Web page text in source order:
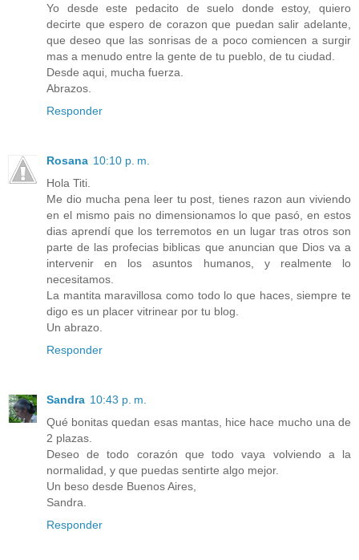
Yo desde este pedacito de suelo donde estoy, quiero
decirte que espero de corazon que puedan salir adelante,
que deseo que las sonrisas de a poco comiencen a surgir
mas a menudo entre la gente de tu pueblo, de tu ciudad.
Desde aqui, mucha fuerza.
Abrazos.
Responder
Rosana 10:10 p. m.
Hola Titi.
Me dio mucha pena leer tu post, tienes razon aun viviendo
en el mismo pais no dimensionamos lo que pasó, en estos
dias aprendí que los terremotos en un lugar tras otros son
parte de las profecias biblicas que anuncian que Dios va a
intervenir en los asuntos humanos, y realmente lo
necesitamos.
La mantita maravillosa como todo lo que haces, siempre te
digo es un placer vitrinear por tu blog.
Un abrazo.
Responder
Sandra 10:43 p. m.
Qué bonitas quedan esas mantas, hice hace mucho una de
2 plazas.
Deseo de todo corazón que todo vaya volviendo a la
normalidad, y que puedas sentirte algo mejor.
Un beso desde Buenos Aires,
Sandra.
Responder